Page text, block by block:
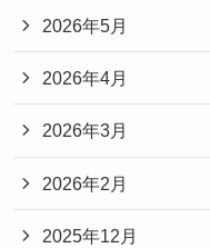
2026年5月
2026年4月
2026年3月
2026年2月
2025年12月